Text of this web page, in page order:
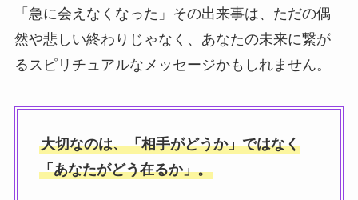
「急に会えなくなった」その出来事は、ただの偶
然や悲しい終わりじゃなく、あなたの未来に繋が
るスピリチュアルなメッセージかもしれません。
大切なのは、「相手がどうか」ではなく
「あなたがどう在るか」。